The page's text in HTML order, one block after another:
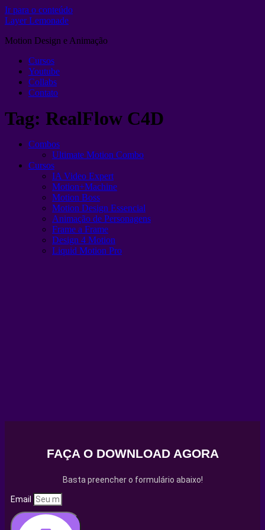
Ir para o conteúdo
Layer Lemonade
Motion Design e Animação
Cursos
Youtube
Collabs
Contato
Tag: RealFlow C4D
Combos
Ultimate Motion Combo
Cursos
IA Video Expert
Motion+Machine
Motion Boss
Motion Design Essencial
Animação de Personagens
Frame a Frame
Design 4 Motion
Liquid Motion Pro
FAÇA O DOWNLOAD AGORA
Basta preencher o formulário abaixo!
Email